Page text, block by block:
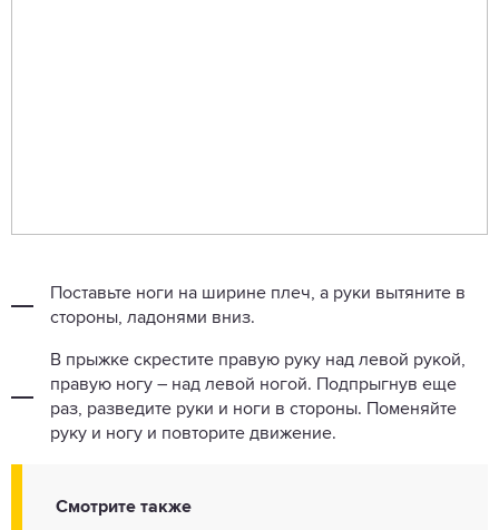
Поставьте ноги на ширине плеч, а руки вытяните в
стороны, ладонями вниз.
В прыжке скрестите правую руку над левой рукой,
правую ногу – над левой ногой. Подпрыгнув еще
раз, разведите руки и ноги в стороны. Поменяйте
руку и ногу и повторите движение.
Смотрите также